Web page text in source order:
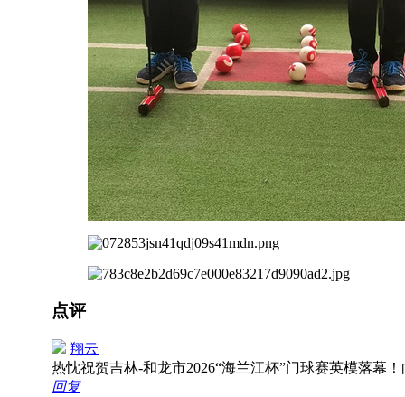
点评
翔云
热忱祝贺吉林-和龙市2026“海兰江杯”门球赛英模落幕
回复